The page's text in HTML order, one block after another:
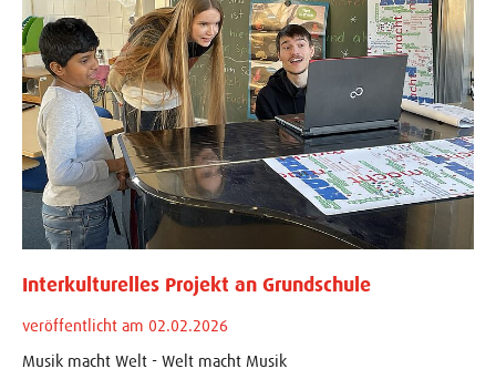
Interkulturelles Projekt an Grundschule
veröffentlicht am 02.02.2026
Musik macht Welt - Welt macht Musik